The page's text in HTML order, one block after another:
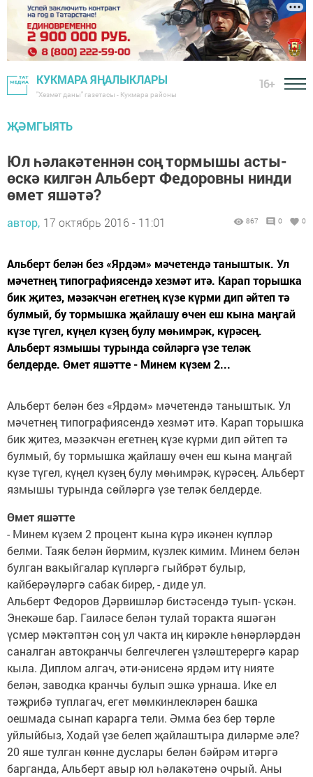
КУКМАРА ЯҢАЛЫКЛАРЫ
"Хезмәт даны" газетасы - Кукмара районы
16+
ҖӘМГЫЯТЬ
Юл һәлакәтеннән соң тормышы асты-
өскә килгән Альберт Федоровны нинди
өмет яшәтә?
автор, 17 октябрь 2016 - 11:01 867 0 0
Альберт белән без «Ярдәм» мәчетендә таныштык. Ул
мәчетнең типографиясендә хезмәт итә. Карап торышка
бик җитез, мәзәкчән егетнең күзе күрми дип әйтеп тә
булмый, бу тормышка җайлашу өчен еш кына маңгай
күзе түгел, күңел күзең булу мөһимрәк, күрәсең.
Альберт язмышы турында сөйләргә үзе теләк
белдерде. Өмет яшәтте - Минем күзем 2...
Альберт белән без «Ярдәм» мәчетендә таныштык. Ул
мәчетнең типографиясендә хезмәт итә. Карап торышка
бик җитез, мәзәкчән егетнең күзе күрми дип әйтеп тә
булмый, бу тормышка җайлашу өчен еш кына маңгай
күзе түгел, күңел күзең булу мөһимрәк, күрәсең. Альберт
язмышы турында сөйләргә үзе теләк белдерде.
Өмет яшәтте
- Минем күзем 2 процент кына күрә икәнен күп­ләр
белми. Таяк белән йөрмим, күзлек кимим. Минем белән
булган вакыйгалар күпләргә гыйбрәт булыр,
кайберәүләргә сабак бирер, - диде ул.
Альберт Федоров Дәр­виш­ләр бистәсендә туып- үс­кән.
Энекәше бар. Гаи­ләсе белән тулай торакта яшәгән
үсмер мәктәптән соң ул чакта иң кирәкле һөнәрләрдән
саналган автокранчы белгечлеген үзләштерергә карар
кыла. Диплом алгач, әти-әнисенә ярдәм итү ния­те
белән, заводка кранчы булып эшкә урнаша. Ике ел
тәҗрибә туплагач, егет мөмкинлекләрен башка
оешмада сынап карарга тели. Әмма без бер төрле
уйлыйбыз, Ходай үзе белеп җайлаштыра диләрме әле?
20 яше тулган көнне дуслары белән бәйрәм итәргә
барганда, Альберт авыр юл һәлакәтенә очрый. Аны